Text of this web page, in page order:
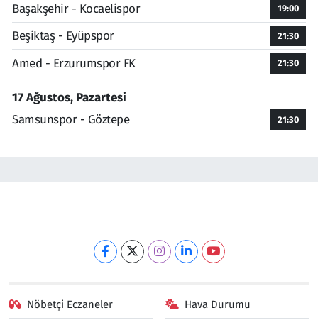
Başakşehir - Kocaelispor
19:00
Beşiktaş - Eyüpspor 21:30
Amed - Erzurumspor FK 21:30
17 Ağustos, Pazartesi
Samsunspor - Göztepe
21:30
Nöbetçi Eczaneler Hava Durumu